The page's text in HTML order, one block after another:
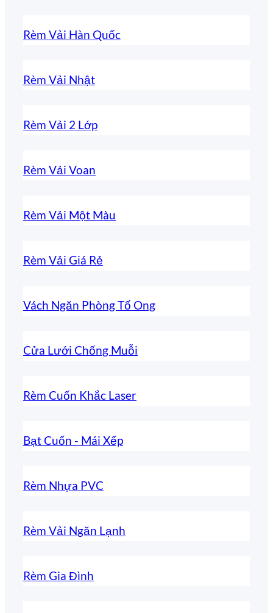
Rèm Vải Hàn Quốc
Rèm Vải Nhật
Rèm Vải 2 Lớp
Rèm Vải Voan
Rèm Vải Một Màu
Rèm Vải Giá Rẻ
Vách Ngăn Phòng Tổ Ong
Cửa Lưới Chống Muỗi
Rèm Cuốn Khắc Laser
Bạt Cuốn - Mái Xếp
Rèm Nhựa PVC
Rèm Vải Ngăn Lạnh
Rèm Gia Đình